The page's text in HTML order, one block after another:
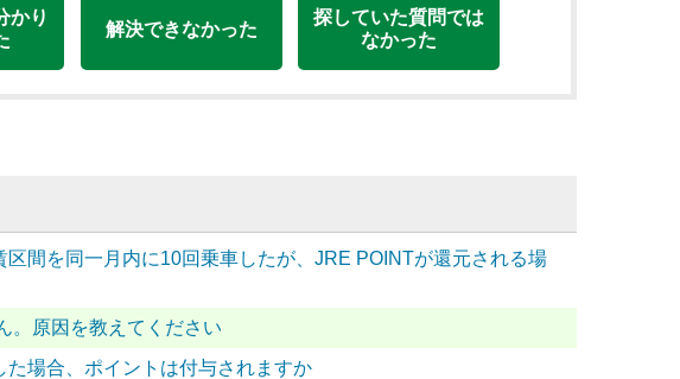
かり
解決できなかった
探していた質問では
なかった
間を同一月内に10回乗車したが、JRE POINTが還元される場
。原因を教えてください
場合、ポイントは付与されますか